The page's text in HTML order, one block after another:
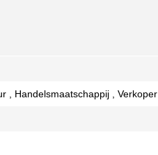
, Handelsmaatschappij , Verkoper